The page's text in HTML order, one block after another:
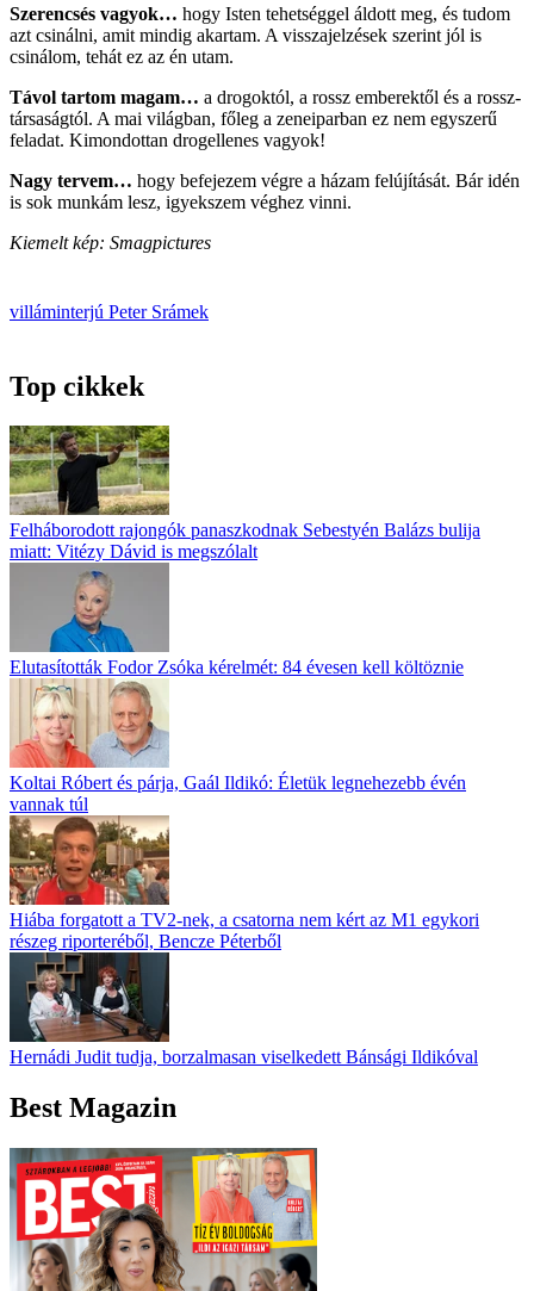
Szerencsés vagyok… hogy Isten tehetséggel áldott meg, és tudom
azt csinálni, amit mindig akartam. A visszajelzések szerint jól is
csinálom, tehát ez az én utam.
Távol tartom magam… a drogoktól, a rossz emberektől és a rossz­
társaságtól. A mai világban, főleg a zeneiparban ez nem egyszerű
feladat. Kimondottan drogellenes vagyok!
Nagy tervem… hogy befejezem végre a házam felújítását. Bár idén
is sok munkám lesz, igyekszem véghez vinni.
Kiemelt kép: Smagpictures
villáminterjú Peter Srámek
Top cikkek
Felháborodott rajongók panaszkodnak Sebestyén Balázs bulija
miatt: Vitézy Dávid is megszólalt
Elutasították Fodor Zsóka kérelmét: 84 évesen kell költöznie
Koltai Róbert és párja, Gaál Ildikó: Életük legnehezebb évén
vannak túl
Hiába forgatott a TV2-nek, a csatorna nem kért az M1 egykori
részeg riporteréből, Bencze Péterből
Hernádi Judit tudja, borzalmasan viselkedett Bánsági Ildikóval
Best Magazin